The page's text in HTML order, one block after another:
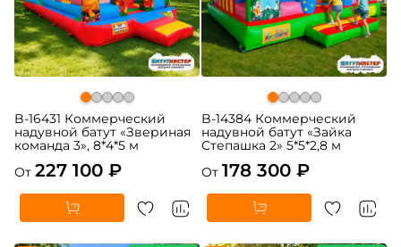
B-16431 Коммерческий
надувной батут «Звериная
команда 3», 8*4*5 м
От 227 100 ₽
B-14384 Коммерческий
надувной батут «Зайка
Степашка 2» 5*5*2,8 м
От 178 300 ₽